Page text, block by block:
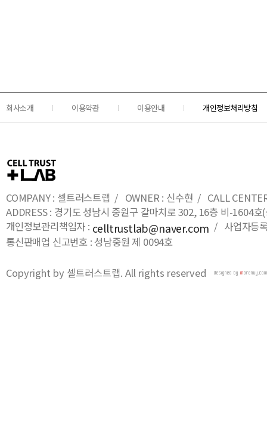
회사소개 이용약관 이용안내 개인정보처리방침
COMPANY : 셀트러스트랩 / OWNER : 신수현 / CALL
ADDRESS : 경기도 성남시 중원구 갈마치로 302, 16층 비-1604
개인정보관리책임자 : celltrustlab@naver.com / 사업자등
통신판매업 신고번호 : 성남중원 제 0094호
Copyright by 셀트러스트랩. All rights reserved